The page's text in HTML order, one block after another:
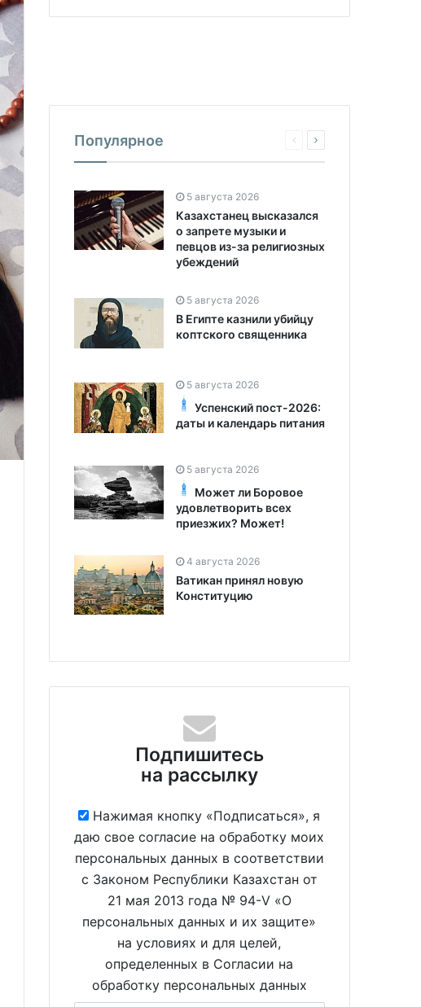
Популярное
5 августа 2026
Казахстанец высказался
о запрете музыки и
певцов из-за религиозных
убеждений
5 августа 2026
В Египте казнили убийцу
коптского священника
5 августа 2026
Успенский пост-2026:
даты и календарь питания
5 августа 2026
Может ли Боровое
удовлетворить всех
приезжих? Может!
4 августа 2026
Ватикан принял новую
Конституцию
Подпишитесь
на рассылку
Нажимая кнопку «Подписаться», я
даю свое согласие на обработку моих
персональных данных в соответствии
с Законом Республики Казахстан от
21 мая 2013 года № 94-V «О
персональных данных и их защите»
на условиях и для целей,
определенных в Согласии на
обработку персональных данных